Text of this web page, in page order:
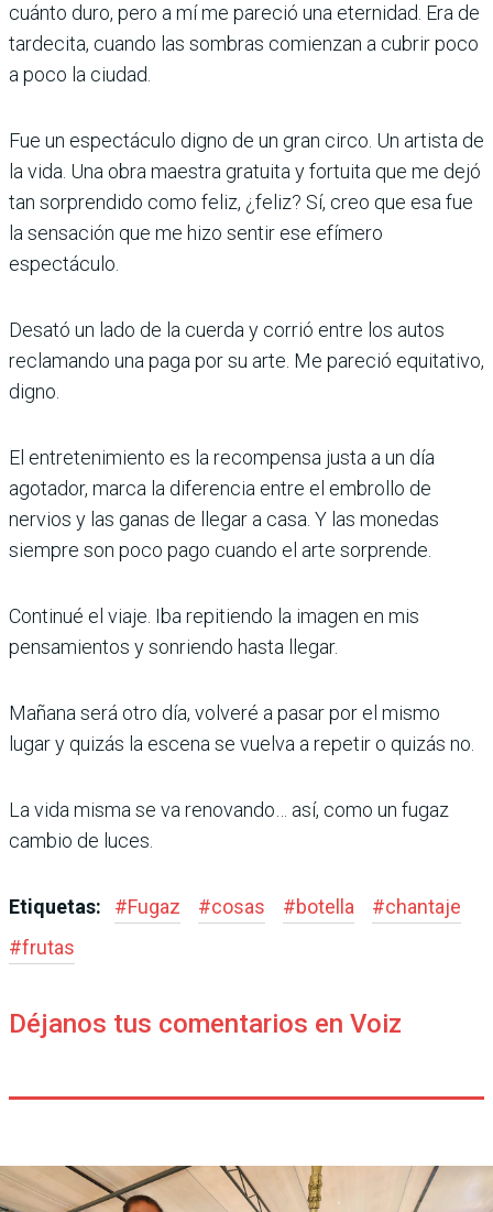
cuánto duro, pero a mí me pareció una eternidad. Era de
tardecita, cuando las sombras comienzan a cubrir poco
a poco la ciudad.
Fue un espectáculo digno de un gran circo. Un artista de
la vida. Una obra maestra gratuita y fortuita que me dejó
tan sorprendido como feliz, ¿feliz? Sí, creo que esa fue
la sensación que me hizo sentir ese efímero
espectáculo.
Desató un lado de la cuerda y corrió entre los autos
reclamando una paga por su arte. Me pareció equitativo,
digno.
El entretenimiento es la recompensa justa a un día
agotador, marca la diferencia entre el embrollo de
nervios y las ganas de llegar a casa. Y las monedas
siempre son poco pago cuando el arte sorprende.
Continué el viaje. Iba repitiendo la imagen en mis
pensamientos y sonriendo hasta llegar.
Mañana será otro día, volveré a pasar por el mismo
lugar y quizás la escena se vuelva a repetir o quizás no.
La vida misma se va renovando… así, como un fugaz
cambio de luces.
Etiquetas: #Fugaz #cosas #botella #chantaje
#frutas
Déjanos tus comentarios en Voiz